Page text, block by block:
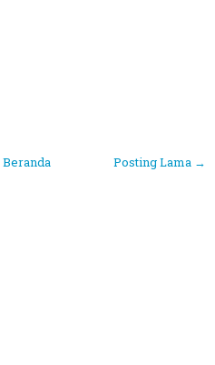
Posting Lama →
Beranda